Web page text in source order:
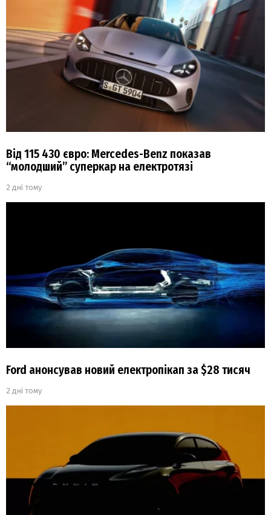
Від 115 430 євро: Mercedes-Benz показав
“молодший” суперкар на електротязі
2 дні тому
Ford анонсував новий електропікап за $28 тисяч
2 дні тому